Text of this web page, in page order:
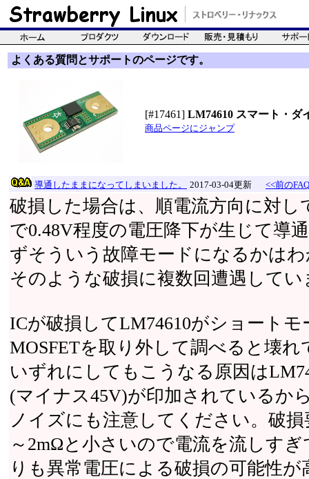
よくある質問とサポートのページです。
[#17461] LM74610 スマート・ダ
商品ページにジャンプ
導通したままになってしまいました。 2017-03-04更新 <<前のFAQ
破損した場合は、順電流方向に対
で0.48V程度の電圧降下が生じて導
ずそういう故障モードになるかは
そのような破損に複数回遭遇してい
ICが破損してLM74610がショート
MOSFETを取り外して調べると壊
いずれにしてもこうなる原因は
(マイナス45V)が印加されているか
ノイズにも注意してください。破
～2mΩと小さいので電流を流しす
りも異常電圧による破損の可能性